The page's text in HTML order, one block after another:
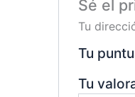
Sé el
Tu
Tu
Tu